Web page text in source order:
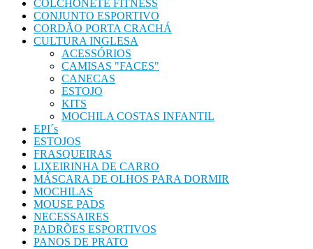
COLCHONETE FITNESS
CONJUNTO ESPORTIVO
CORDÃO PORTA CRACHÁ
CULTURA INGLESA
ACESSÓRIOS
CAMISAS "FACES"
CANECAS
ESTOJO
KITS
MOCHILA COSTAS INFANTIL
EPI´s
ESTOJOS
FRASQUEIRAS
LIXEIRINHA DE CARRO
MÁSCARA DE OLHOS PARA DORMIR
MOCHILAS
MOUSE PADS
NECESSAIRES
PADRÕES ESPORTIVOS
PANOS DE PRATO